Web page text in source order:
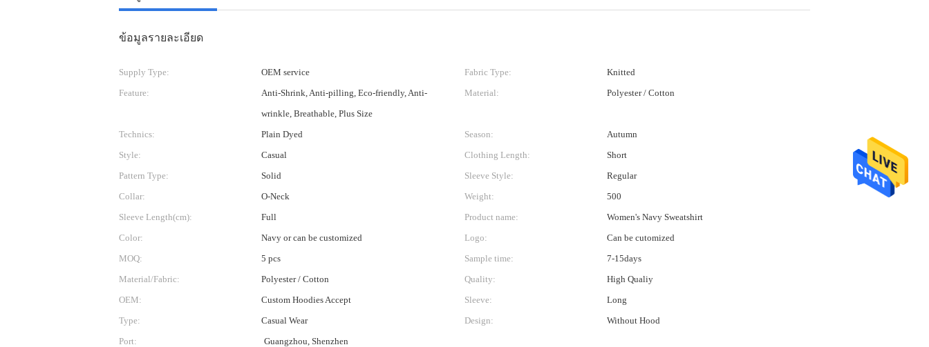
ข้อมูลรายละเอียด
Supply Type: OEM service Fabric Type:
Knitted
Feature:
Anti-Shrink, Anti-pilling, Eco-friendly, Anti-
wrinkle, Breathable, Plus Size
Material: Polyester / Cotton
Technics: Plain Dyed Season:
Autumn
Style:
Casual Clothing Length:
Short
Pattern Type:
Solid Sleeve Style:
Regular
Collar:
O-Neck Weight:
500
Sleeve Length(cm):
Full Product name:
Women's Navy Sweatshirt
Color:
Navy or can be customized Logo:
Can be cutomized
MOQ:
5 pcs Sample time:
7-15days
Material/Fabric:
Polyester / Cotton Quality:
High Qualiy
OEM:
Custom Hoodies Accept Sleeve:
Long
Type:
Casual Wear Design:
Without Hood
Port:
Guangzhou, Shenzhen